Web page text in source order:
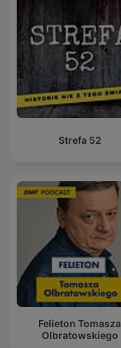
Strefa 52
Felieton Tomasza
Olbratowskiego